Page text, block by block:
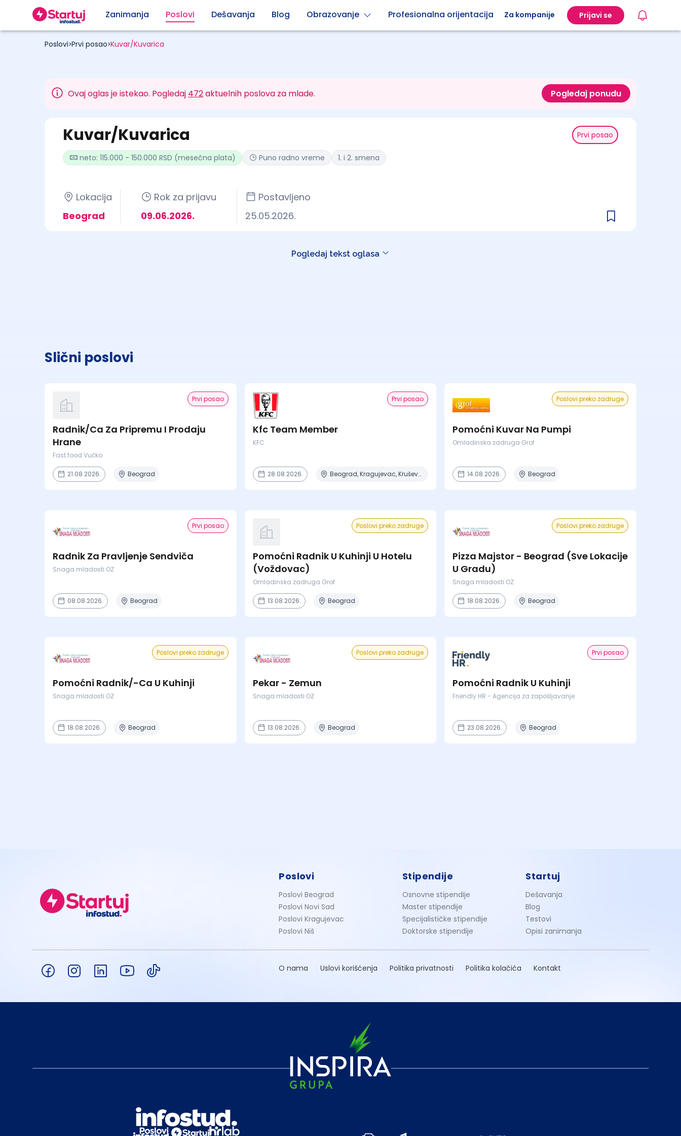
Zanimanja Poslovi Dešavanja Blog Obrazovanje Profesionalna orijentacija Za kompanije Prijavi se
Poslovi>Prvi posao>Kuvar/Kuvarica
Ovaj oglas je istekao. Pogledaj 472aktuelnih poslova za mlade. Pogledaj ponudu
Prvi posao
Kuvar/Kuvarica
Lokacija
Beograd
Rok za prijavu
09.06.2026.
Postavljeno
25.05.2026.
neto: 115.000 - 150.000 RSD (mesečna plata) Puno radno vreme 1. i 2. smena
Pogledaj tekst oglasa
Slični poslovi
Prvi posao
Radnik/Ca Za Pripremu I Prodaju
Hrane
Fast food Vučko
21.08.2026. Beograd
Prvi posao
Kfc Team Member
KFC
28.08.2026. Beograd, Kragujevac, Kruševac, Lapovo, Niš + 4 mesta
Poslovi preko zadruge
Pomoćni Kuvar Na Pumpi
Omladinska zadruga Grof
14.08.2026. Beograd
Prvi posao
Radnik Za Pravljenje Sendviča
Snaga mladosti OZ
08.08.2026. Beograd
Poslovi preko zadruge
Pomoćni Radnik U Kuhinji U Hotelu
(Voždovac)
Omladinska zadruga Grof
13.08.2026. Beograd
Poslovi preko zadruge
Pizza Majstor - Beograd (Sve Lokacije
U Gradu)
Snaga mladosti OZ
18.08.2026. Beograd
Poslovi preko zadruge
Pomoćni Radnik/-Ca U Kuhinji
Snaga mladosti OZ
18.08.2026. Beograd
Poslovi preko zadruge
Pekar - Zemun
Snaga mladosti OZ
13.08.2026. Beograd
Prvi posao
Pomoćni Radnik U Kuhinji
Friendly HR - Agencija za zapošljavanje
23.08.2026. Beograd
Poslovi
Poslovi Beograd
Poslovi Novi Sad
Poslovi Kragujevac
Poslovi Niš
Stipendije
Osnovne stipendije
Master stipendije
Specijalističke stipendije
Doktorske stipendije
Startuj
Dešavanja
Blog
Testovi
Opisi zanimanja
O nama Uslovi korišćenja Politika privatnosti Politika kolačića Kontakt